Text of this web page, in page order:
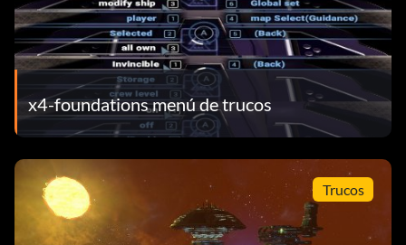
x4-foundations menú de trucos
Trucos